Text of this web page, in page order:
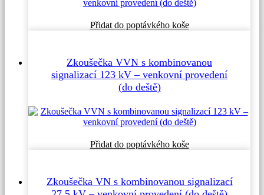
Přidat do poptávkého koše
Zkoušečka VVN s kombinovanou
signalizací 123 kV – venkovní provedení
(do deště)
Přidat do poptávkého koše
Zkoušečka VN s kombinovanou signalizací